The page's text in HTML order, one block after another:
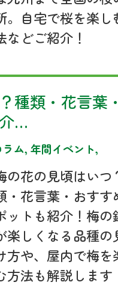
。自宅で桜を楽し
などご紹介！
種類・花言葉
…
ム, 年間イベント,
の花の見頃はいつ
・花言葉・おすす
ットも紹介！梅の
楽しくなる品種の
方や、屋内で梅を
方法も解説します